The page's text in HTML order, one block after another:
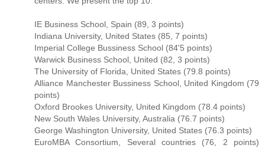
IE Business School, Spain (89, 3 points)
Indiana University, United States (85, 7 points)
Imperial College Bussiness School (84'5 points)
Warwick Business School, United (82, 3 points)
The University of Florida, United States (79.8 points)
Alliance Manchester Bussiness School, United Kingdom (79
points)
Oxford Brookes University, United Kingdom (78.4 points)
New South Wales University, Australia (76.7 points)
George Washington University, United States (76.3 points)
EuroMBA Consortium, Several countries (76, 2 points)